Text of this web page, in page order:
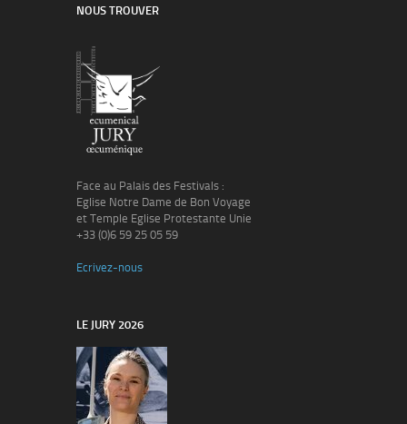
NOUS TROUVER
Face au Palais des Festivals :
Eglise Notre Dame de Bon Voyage
et Temple Eglise Protestante Unie
+33 (0)6 59 25 05 59
Ecrivez-nous
LE JURY 2026